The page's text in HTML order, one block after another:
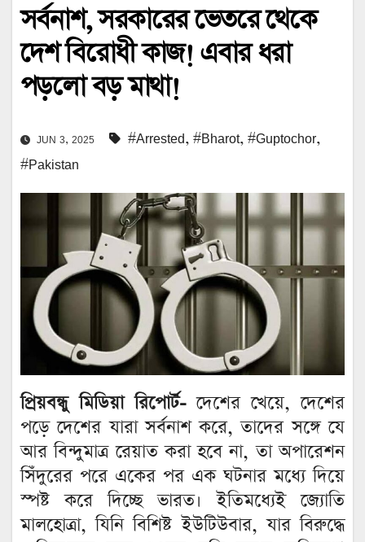
সর্বনাশ, সরকারের ভেতরে থেকে
দেশ বিরোধী কাজ! এবার ধরা
পড়লো বড় মাথা!
JUN 3, 2025 #Arrested, #Bharot, #Guptochor,
#Pakistan
প্রিয়বন্ধু মিডিয়া রিপোর্ট-দেশের খেয়ে, দেশের
পড়ে দেশের যারা সর্বনাশ করে, তাদের সঙ্গে যে
আর বিন্দুমাত্র রেয়াত করা হবে না, তা অপারেশন
সিঁদুরের পরে একের পর এক ঘটনার মধ্যে দিয়ে
স্পষ্ট করে দিচ্ছে ভারত। ইতিমধ্যেই জ্যোতি
মালহোত্রা, যিনি বিশিষ্ট ইউটিউবার, যার বিরুদ্ধে